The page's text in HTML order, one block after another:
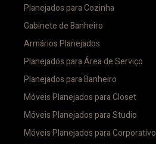
Planejados para Cozinha
Gabinete de Banheiro
Armários Planejados
Planejados para Área de Serviço
Planejados para Banheiro
Móveis Planejados para Closet
Móveis Planejados para Studio
Móveis Planejados para Corporativo